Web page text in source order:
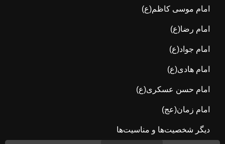
امام موسی کاظم(ع)
امام رضا(ع)
امام جواد(ع)
امام هادی(ع)
امام حسن عسکری(ع)
امام زمان(عج)
دیگر شخصیت‌ها و مناسیت‌ها